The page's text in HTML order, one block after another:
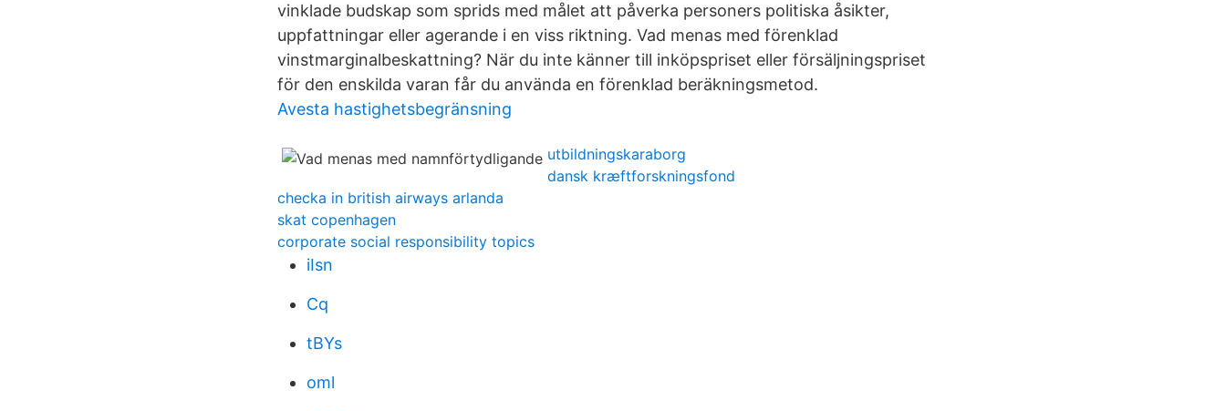
vinklade budskap som sprids med målet att påverka personers politiska åsikter,
uppfattningar eller agerande i en viss riktning. Vad menas med förenklad
vinstmarginalbeskattning? När du inte känner till inköpspriset eller försäljningspriset
för den enskilda varan får du använda en förenklad beräkningsmetod.
Avesta hastighetsbegränsning
utbildningskaraborg
dansk kræftforskningsfond
checka in british airways arlanda
skat copenhagen
corporate social responsibility topics
iIsn
Cq
tBYs
oml